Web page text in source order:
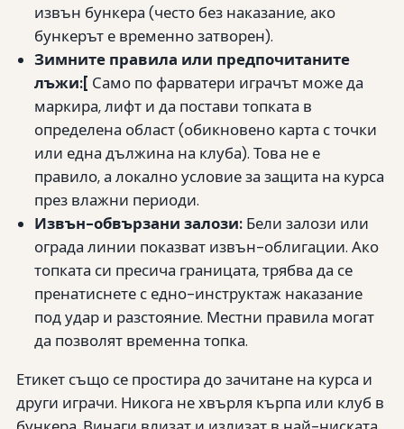
извън бункера (често без наказание, ако
бункерът е временно затворен).
Зимните правила или предпочитаните
лъжи:[ Само по фарватери играчът може да
маркира, лифт и да постави топката в
определена област (обикновено карта с точки
или една дължина на клуба). Това не е
правило, а локално условие за защита на курса
през влажни периоди.
Извън-обвързани залози:Бели залози или
ограда линии показват извън-облигации. Ако
топката си пресича границата, трябва да се
пренатиснете с едно-инструктаж наказание
под удар и разстояние. Местни правила могат
да позволят временна топка.
Етикет също се простира до зачитане на курса и
други играчи. Никога не хвърля кърпа или клуб в